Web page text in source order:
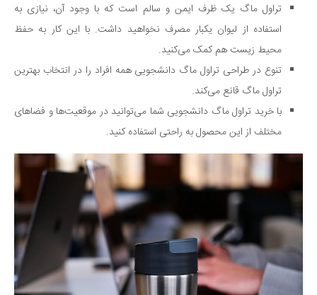
تراول ماگ یک ظرف ایمن و سالم است که با وجود آن، نیازی به
استفاده از لیوان یکبار مصرف نخواهید داشت. با این کار به حفظ
محیط زیست هم کمک می‌کنید.
تنوع در طراحی تراول ماگ دانشجویی همه افراد را در انتخاب بهترین
تراول ماگ قانع می‌کند.
با خرید تراول ماگ دانشجویی شما می‌توانید در موقعیت‌ها و فضاهای
مختلف از این محصول به راحتی استفاده کنید.